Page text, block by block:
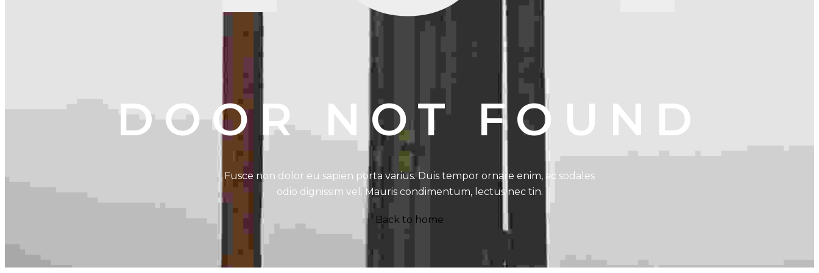
DOOR NOT FOUND
Fusce non dolor eu sapien porta varius. Duis tempor ornare enim, ac sodales
odio dignissim vel. Mauris condimentum, lectus nec tin.
Back to home